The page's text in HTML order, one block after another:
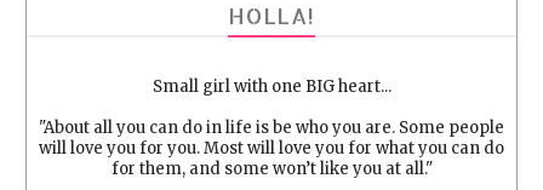
HOLLA!
Small girl with one BIG heart...
"About all you can do in life is be who you are. Some people
will love you for you. Most will love you for what you can do
for them, and some won’t like you at all."